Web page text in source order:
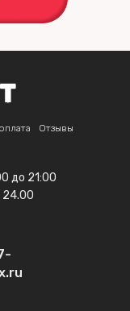
Отзывы
до 21:00
24.00